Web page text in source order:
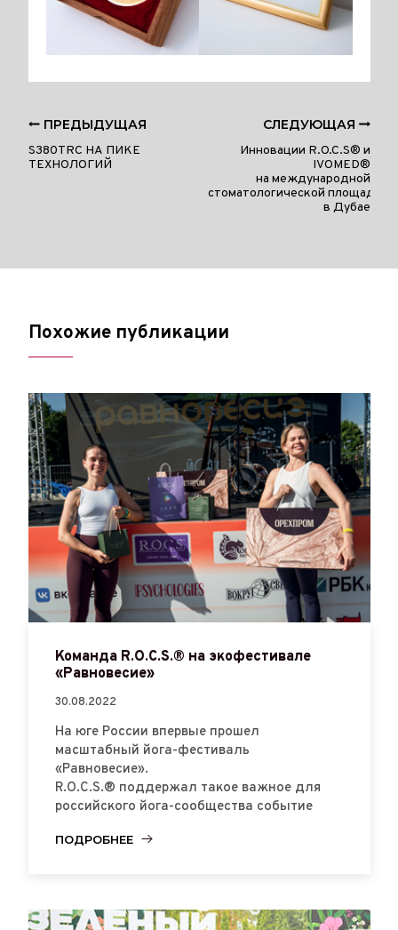
ПРЕДЫДУЩАЯ
S380TRC НА ПИКЕ
ТЕХНОЛОГИЙ
СЛЕДУЮЩАЯ
Инновации R.O.C.S® и
IVOMED®
на международной
стоматологической площадке
в Дубае
Похожие публикации
Команда R.O.C.S.® на экофестивале
«Равновесие»
30.08.2022
На юге России впервые прошел
масштабный йога-фестиваль
«Равновесие».
R.O.C.S.® поддержал такое важное для
российского йога-сообщества событие
ПОДРОБНЕЕ